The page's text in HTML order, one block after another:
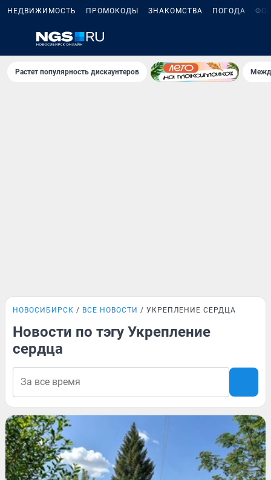
НЕДВИЖИМОСТЬ ПРОМОКОДЫ ЗНАКОМСТВА ПОГОДА
Растет популярность дискаунтеров
НОВОСИБИРСК ВСЕ НОВОСТИ УКРЕПЛЕНИЕ СЕРДЦА
Новости по тэгу Укрепление
сердца